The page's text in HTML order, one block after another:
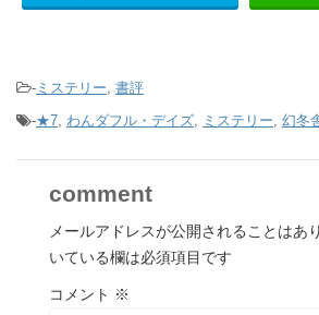
- ミステリー, 書評
-★7, わんダフル・デイズ, ミステリー, 幻冬
comment
メールアドレスが公開されることはあ
いている欄は必須項目です
コメント ※